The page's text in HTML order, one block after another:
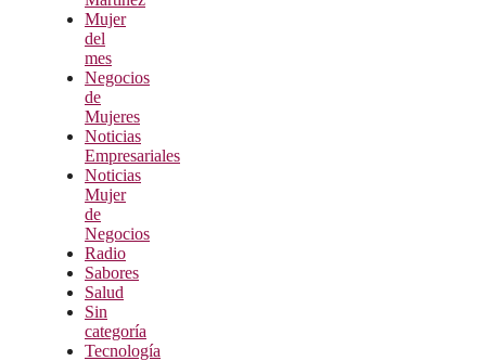
Mujer
del
mes
Negocios
de
Mujeres
Noticias
Empresariales
Noticias
Mujer
de
Negocios
Radio
Sabores
Salud
Sin
categoría
Tecnología